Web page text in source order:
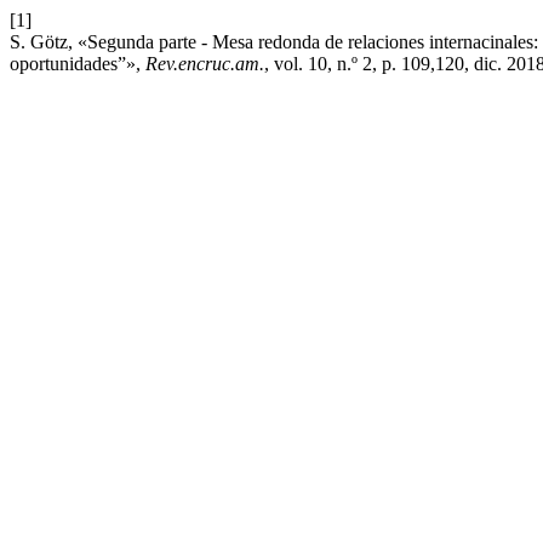
[1]
S. Götz, «Segunda parte - Mesa redonda de relaciones
oportunidades”», Rev.encruc.am., vol. 10, n.º 2, p. 109,120, dic.